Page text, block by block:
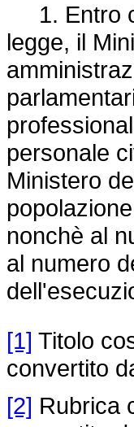
1. Entro
legge, il
personale
Ministero
nonchè al
al numero
[1] Titolo
convertito
[2] Rubrica